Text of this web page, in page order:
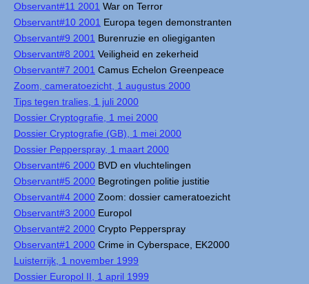
Observant#11 2001 War on Terror
Observant#10 2001 Europa tegen demonstranten
Observant#9 2001 Burenruzie en oliegiganten
Observant#8 2001 Veiligheid en zekerheid
Observant#7 2001 Camus Echelon Greenpeace
Zoom, cameratoezicht, 1 augustus 2000
Tips tegen tralies, 1 juli 2000
Dossier Cryptografie, 1 mei 2000
Dossier Cryptografie (GB), 1 mei 2000
Dossier Pepperspray, 1 maart 2000
Observant#6 2000 BVD en vluchtelingen
Observant#5 2000 Begrotingen politie justitie
Observant#4 2000 Zoom: dossier cameratoezicht
Observant#3 2000 Europol
Observant#2 2000 Crypto Pepperspray
Observant#1 2000 Crime in Cyberspace, EK2000
Luisterrijk, 1 november 1999
Dossier Europol II, 1 april 1999